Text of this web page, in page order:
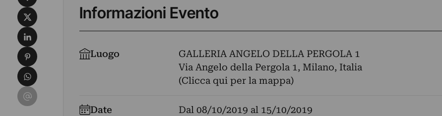
Informazioni Evento
Luogo
GALLERIA ANGELO DELLA PERGOLA 1
Via Angelo della Pergola 1, Milano, Italia
(Clicca qui per la mappa)
Date Dal 08/10/2019 al 15/10/2019
Condividi su X
Condividi su LinkedIn
Condividi su Pinterest
Condividi su WhatsApp
Condividi su Email